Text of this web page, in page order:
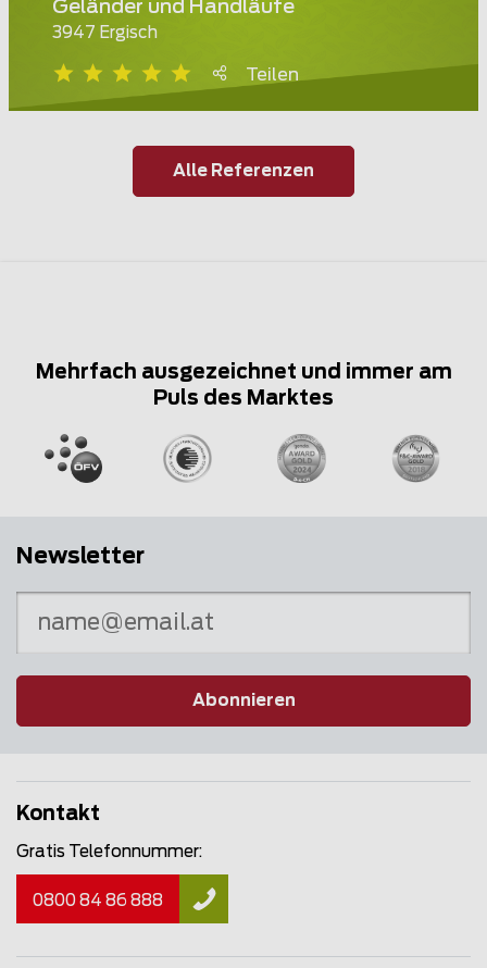
Geländer und Handläufe
3947 Ergisch
Teilen
Alle Referenzen
Mehrfach ausgezeichnet und immer am
Puls des Marktes
Newsletter
Abonnieren
Kontakt
Gratis Telefonnummer:
0800 84 86 888